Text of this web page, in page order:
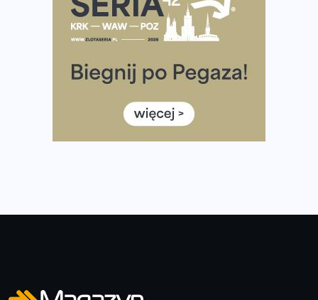
Wystartuje rekordowa liczba uczestników
35. Bieg Powstania Warszawskiego – praktyczny
Ile razy w tygodniu biegać? 3 treningi wystarczą? Jak
często biegać, żeby robić postępy
Już w ten weekend! Przed nami Nocny Portowy Maraton
i Półmaraton Szczeciński. Wszystko, co warto wiedzieć